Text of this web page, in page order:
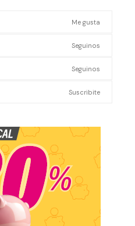
Me gusta
Seguinos
Seguinos
Suscribite